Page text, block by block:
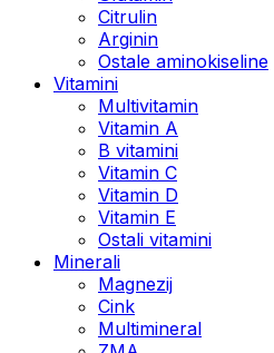
Citrulin
Arginin
Ostale aminokiseline
Vitamini
Multivitamin
Vitamin A
B vitamini
Vitamin C
Vitamin D
Vitamin E
Ostali vitamini
Minerali
Magnezij
Cink
Multimineral